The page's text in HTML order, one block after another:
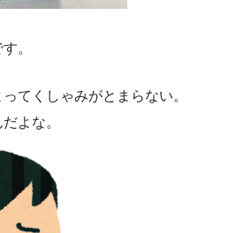
。
てくしゃみがとまらない。
よな。